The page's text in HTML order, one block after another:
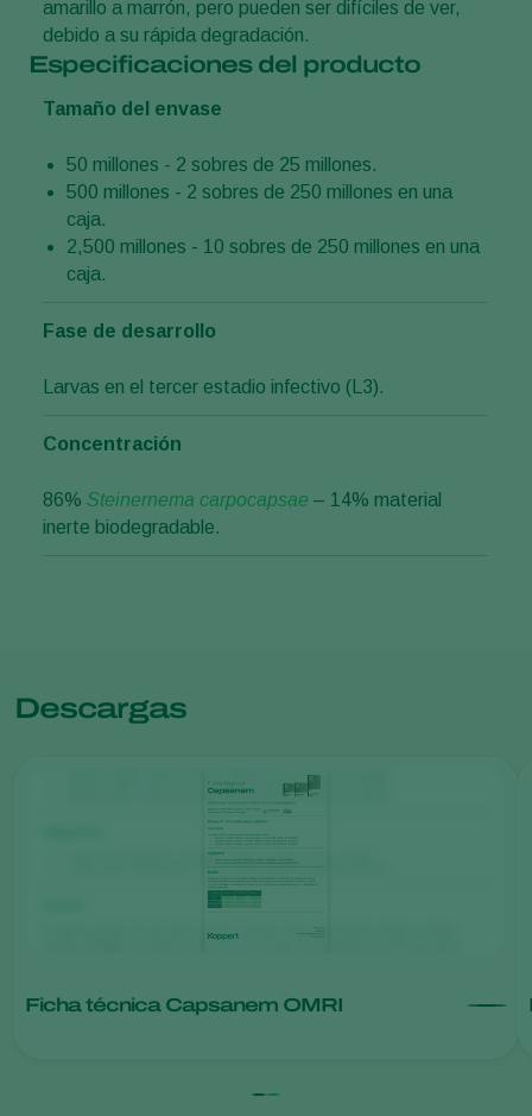
amarillo a marrón, pero pueden ser difíciles de ver,
debido a su rápida degradación.
Especificaciones del producto
Tamaño del envase
50 millones - 2 sobres de 25 millones.
500 millones - 2 sobres de 250 millones en una
caja.
2,500 millones - 10 sobres de 250 millones en una
caja.
Fase de desarrollo
Larvas en el tercer estadio infectivo (L3).
Concentración
86% Steinernema carpocapsae – 14% material
inerte biodegradable.
Descargas
Ficha técnica Capsanem OMRI